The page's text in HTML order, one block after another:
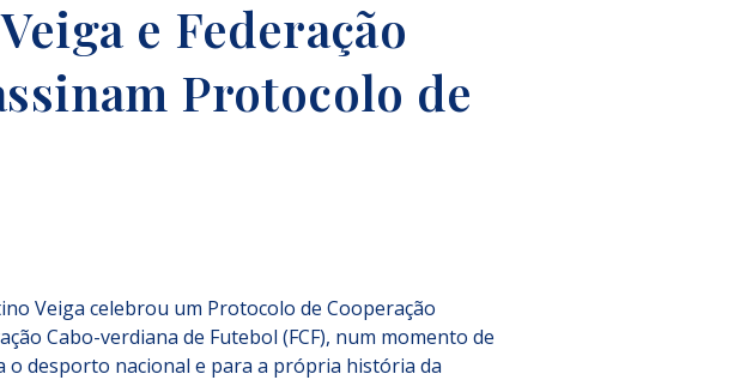
e Federação
Protocolo de
Veiga celebrou um Protocolo de Cooperação
Cabo-verdiana de Futebol (FCF), num momento de
o desporto nacional e para a própria história da